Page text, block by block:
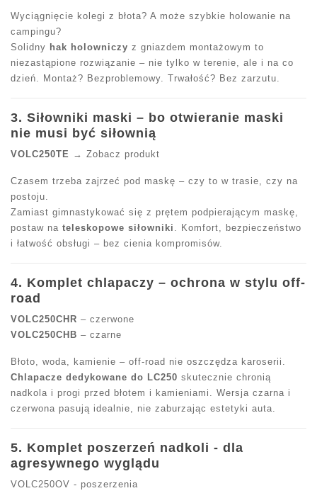
Wyciągnięcie kolegi z błota? A może szybkie holowanie na
campingu?
Solidny hak holowniczy z gniazdem montażowym to
niezastąpione rozwiązanie – nie tylko w terenie, ale i na co
dzień. Montaż? Bezproblemowy. Trwałość? Bez zarzutu.
3. Siłowniki maski – bo otwieranie maski
nie musi być siłownią
VOLC250TE → Zobacz produkt
Czasem trzeba zajrzeć pod maskę – czy to w trasie, czy na
postoju.
Zamiast gimnastykować się z prętem podpierającym maskę,
postaw na teleskopowe siłowniki
. Komfort, bezpieczeństwo
i łatwość obsługi – bez cienia kompromisów.
4. Komplet chlapaczy – ochrona w stylu off-
road
VOLC250CHR – czerwone
VOLC250CHB – czarne
Błoto, woda, kamienie – off-road nie oszczędza karoserii.
Chlapacze dedykowane do LC250 skutecznie chronią
nadkola i progi przed błotem i kamieniami. Wersja czarna i
czerwona pasują idealnie, nie zaburzając estetyki auta.
5. Komplet poszerzeń nadkoli - dla
agresywnego wyglądu
VOLC250OV - poszerzenia